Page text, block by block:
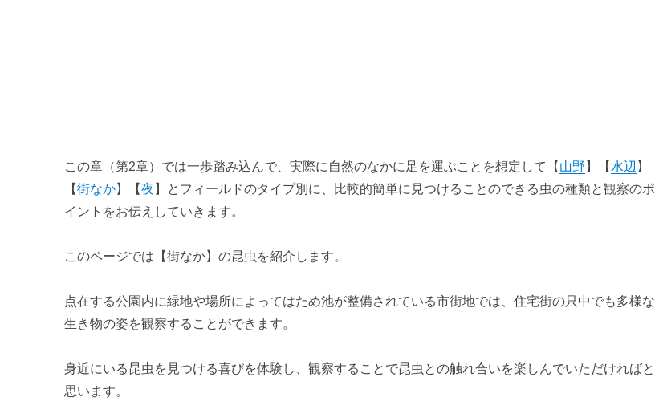
第4章 実際に見つけに行く
昆虫採集体験レポート① 【1日目 公園】
昆虫採集体験レポート② 【2日目前半 山道】
昆虫採集体験レポート④ 【夜の虫採り】
番外編
【気持ち悪い昆虫】ランキングベスト5
この章（第2章）では一歩踏み込んで、実際に自然のなかに足を運ぶことを想定して【 山野 】【 水辺 】
【街なか】【夜 】とフィールドのタイプ別に、比較的簡単に見つけることのできる虫の種類と観察のポ
イントをお伝えしていきます。
このページでは【街なか】の昆虫を紹介します。
点在する公園内に緑地や場所によってはため池が整備されている市街地では、住宅街の只中でも多様な
生き物の姿を観察することができます。
身近にいる昆虫を見つける喜びを体験し、観察することで昆虫との触れ合いを楽しんでいただければと
思います。